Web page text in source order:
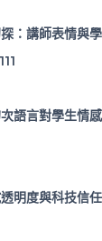
：講師表情與
語言對學生情
明度與科技信